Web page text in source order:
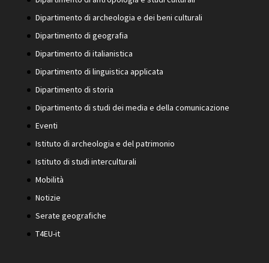
Dipartimento di archeologia e dei beni culturali
Dipartimento di geografia
Dipartimento di italianistica
Dipartimento di linguistica applicata
Dipartimento di storia
Dipartimento di studi dei media e della comunicazione
Eventi
Istituto di archeologia e del patrimonio
Istituto di studi interculturali
Mobilità
Notizie
Serate geografiche
T4EU-it